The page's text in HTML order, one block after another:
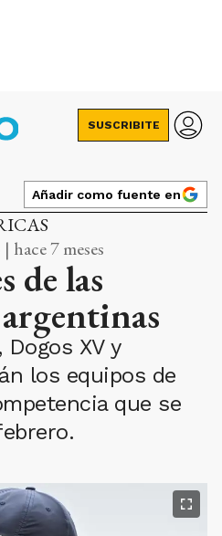
SUSCRIBITE
Añadir como fuente en
hace 7 meses
de las
Dogos XV y
los equipos de
que se